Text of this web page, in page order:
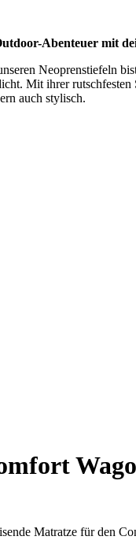
Abenteuer mit
Neoprenstiefeln
Mit ihrer
auch stylisch.
Matratze für den